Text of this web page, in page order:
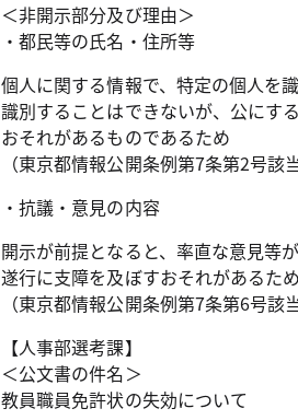
＜非開示部分及び理由＞
・都民等の氏名・住所等
個人に関する情報で、特定の個人を
識別することはできないが、公にす
おそれがあるものであるため
（東京都情報公開条例第7条第2号該
・抗議・意見の内容
開示が前提となると、率直な意見等
遂行に支障を及ぼすおそれがあるた
（東京都情報公開条例第7条第6号該
【人事部選考課】
＜公文書の件名＞
教員職員免許状の失効について